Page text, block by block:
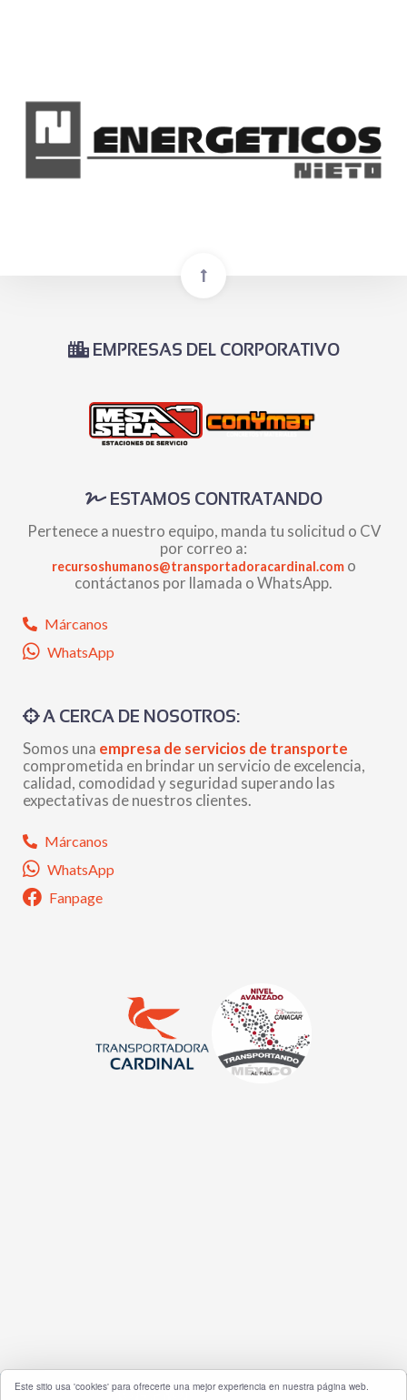
Este sitio usa 'cookies' para ofrecerte una mejor experiencia en nuestra página web.
EMPRESAS DEL CORPORATIVO
ESTAMOS CONTRATANDO
Pertenece a nuestro equipo, manda tu solicitud o CV
por correo a:
recursoshumanos@transportadoracardinal.como
contáctanos por llamada o WhatsApp.
Márcanos
WhatsApp
A CERCA DE NOSOTROS:
Somos una empresa de servicios de transporte
comprometida en brindar un servicio de excelencia,
calidad, comodidad y seguridad superando las
expectativas de nuestros clientes.
Márcanos
WhatsApp
Fanpage